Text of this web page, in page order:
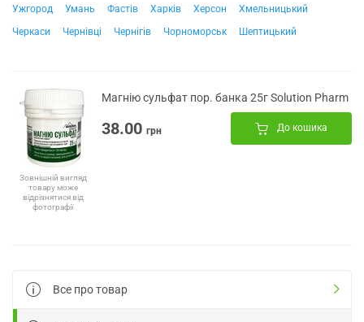
Ужгород
Умань Фастів Харків Херсон
Хмельницький
Черкаси
Чернівці Чернігів Чорноморськ Шептицький
Зовнішній вигляд
товару може
відрізнятися від
фотографії
Магнію сульфат пор. банка 25г Solution Pharm
38.00 грн До кошика
Все про товар